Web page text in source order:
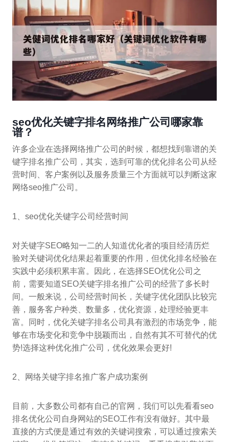
seo优化关键字排名网络推广公司哪家靠
谱？
许多企业在选择网络推广公司的时候，都想找到靠谱的关
键字排名推广公司，其实，选到可靠的优化排名公司从经
营时间、客户案例以及服务质量三个方面就可以判断这家
网络seo推广公司。
1、seo优化关键字公司经营时间
对关键字SEO略知一二的人知道优化者的项目经清历烂
验对关键词优化结果起着重要的作用，但优化排名经验在
实践中必须积累丰富。因此，在选择SEO优化公司之
前，需要知道SEO关键字排名推广公司的经营了多长时
间。一般来说，公司经营时间长，关键字优化团队比较完
善，服务客户种类、数量多，优化资源，处理经验更丰
富。同时，优化关键字排名公司具有激烈的市场竞争，能
够在市场变化和竞争中脱颖而出，自然有其不可替代的优
势!选择这种优化推广公司，优化效果会更好!
2、网络关键字排名推广客户成功案例
目前，大多数公司都有自己的官网，我们可以先看看seo
排名优化公司自身网站的SEO工作有没有做好。其中最
直接的方式便是通过有效的关键词搜索，可以通过搜索关